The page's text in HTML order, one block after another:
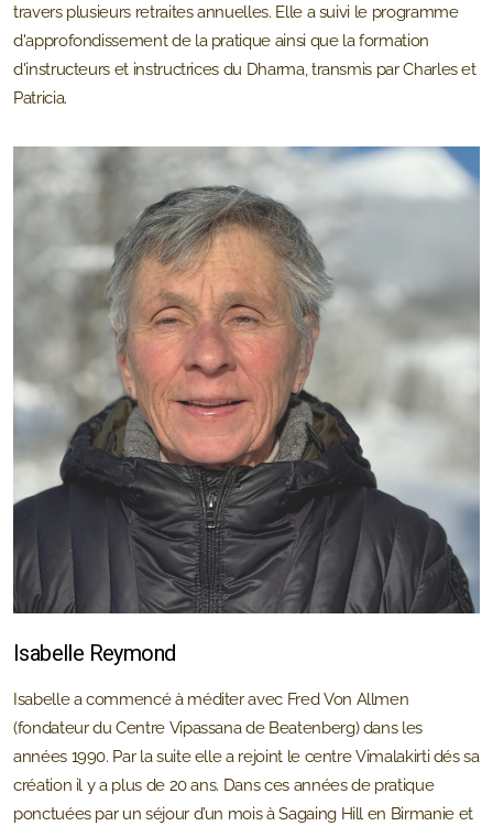
travers plusieurs retraites annuelles. Elle a suivi le programme
d'approfondissement de la pratique ainsi que la formation
d'instructeurs et instructrices du Dharma, transmis par Charles et
Patricia.
Isabelle Reymond
Isabelle a commencé à méditer avec Fred Von Allmen
(fondateur du Centre Vipassana de Beatenberg) dans les
années 1990. Par la suite elle a rejoint le centre Vimalakirti dés sa
création il y a plus de 20 ans. Dans ces années de pratique
ponctuées par un séjour d’un mois à Sagaing Hill en Birmanie et